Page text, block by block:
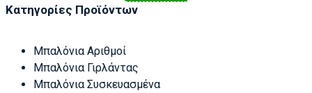
Κατηγορίες Προϊόντων
Μπαλόνια Αριθμοί
Μπαλόνια Γιρλάντας
Μπαλόνια Συσκευασμένα